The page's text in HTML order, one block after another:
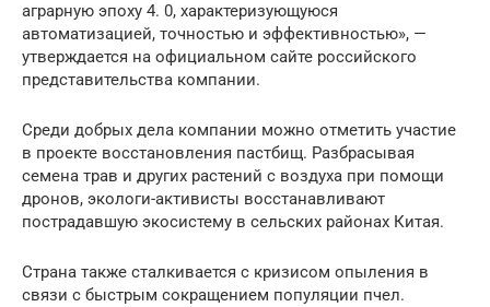
аграрную эпоху 4. 0, характеризующуюся
автоматизацией, точностью и эффективностью», —
утверждается на официальном сайте российского
представительства компании.
Среди добрых дела компании можно отметить участие
в проекте восстановления пастбищ. Разбрасывая
семена трав и других растений с воздуха при помощи
дронов, экологи-активисты восстанавливают
пострадавшую экосистему в сельских районах Китая.
Страна также сталкивается с кризисом опыления в
связи с быстрым сокращением популяции пчел.